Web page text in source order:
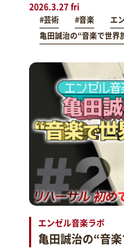
2026.3.27 fri
#芸術 #音楽
エ
亀田誠治の“音楽で世界
エンゼル音楽ラボ
亀田誠治の“音